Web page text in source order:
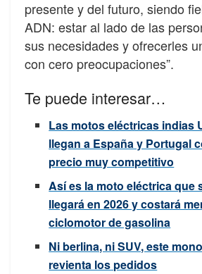
presente y del futuro, siendo
ADN: estar al lado de las
sus necesidades y ofrecerles
con cero preocupaciones”.
Te puede interesar…
Las motos eléctricas indias
llegan a España y Portugal
precio muy competitivo
Así es la moto eléctrica que
llegará en 2026 y costará
ciclomotor de gasolina
Ni berlina, ni SUV, este
revienta los pedidos